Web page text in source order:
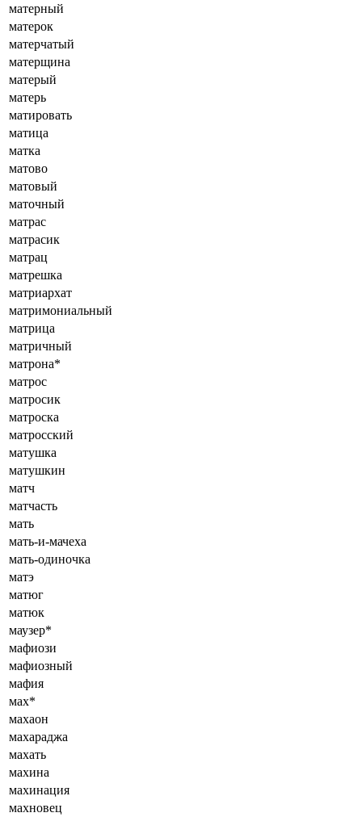
матерный
матерок
матерчатый
матерщина
матерый
матерь
матировать
матица
матка
матово
матовый
маточный
матрас
матрасик
матрац
матрешка
матриархат
матримониальный
матрица
матричный
матрона*
матрос
матросик
матроска
матросский
матушка
матушкин
матч
матчасть
мать
мать-и-мачеха
мать-одиночка
матэ
матюг
матюк
маузер*
мафиози
мафиозный
мафия
мах*
махаон
махараджа
махать
махина
махинация
махновец